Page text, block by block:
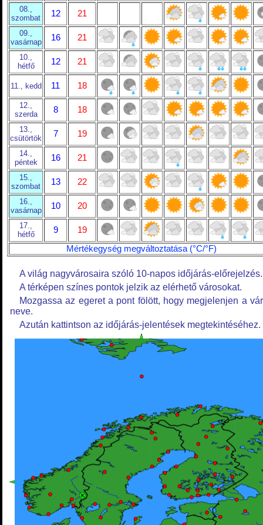
08.,
szombat
12 21
09.,
vasárnap
16 21
10.,
hétfő
12 21
11., kedd 11 18
12.,
szerda
8 18
13.,
csütörtök
7 19
14.,
péntek
16 21
15.,
szombat
13 22
16.,
vasárnap
10 20
17.,
hétfő
9
19
Mértékegység megváltoztatása (°C/°F)
A világ nagyvárosaira szóló 10-napos időjárás-előrejelzés.
A térképen színes pontok jelzik az elérhető városokat.
Mozgassa az egeret a pont fölött, hogy megjelenjen a
neve.
Azután kattintson az időjárás-jelentések megtekintéséhez.